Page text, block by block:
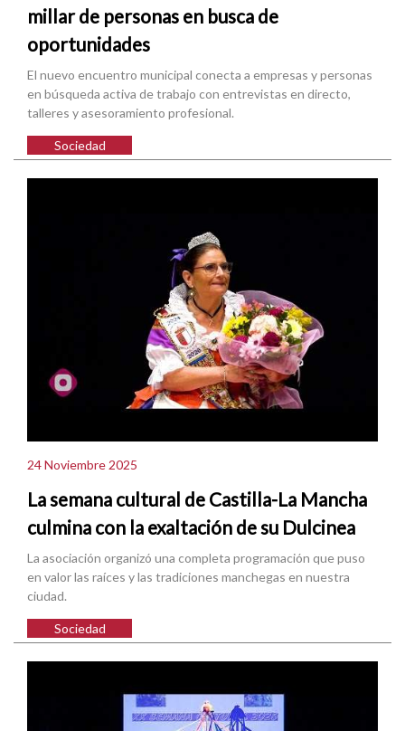
millar de personas en busca de
oportunidades
El nuevo encuentro municipal conecta a empresas y personas
en búsqueda activa de trabajo con entrevistas en directo,
talleres y asesoramiento profesional.
Sociedad
24 Noviembre 2025
La semana cultural de Castilla-La Mancha
culmina con la exaltación de su Dulcinea
La asociación organizó una completa programación que puso
en valor las raíces y las tradiciones manchegas en nuestra
ciudad.
Sociedad